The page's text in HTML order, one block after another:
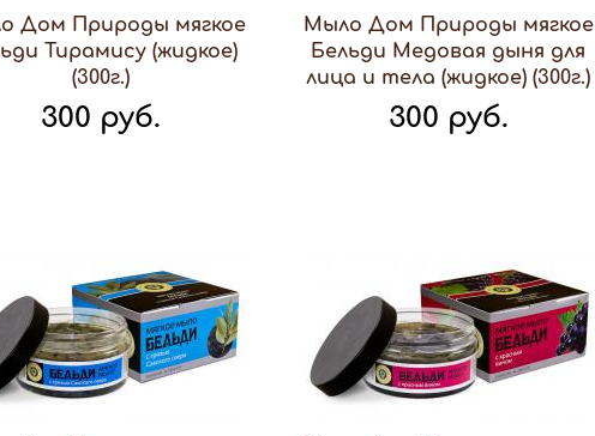
Дом Природы мягкое
Тирамису (жидкое)
(300г.)
300 руб.
Мыло Дом Природы мягкое
Бельди Медовая дыня для
лица и тела (жидкое) (300г.)
300 руб.